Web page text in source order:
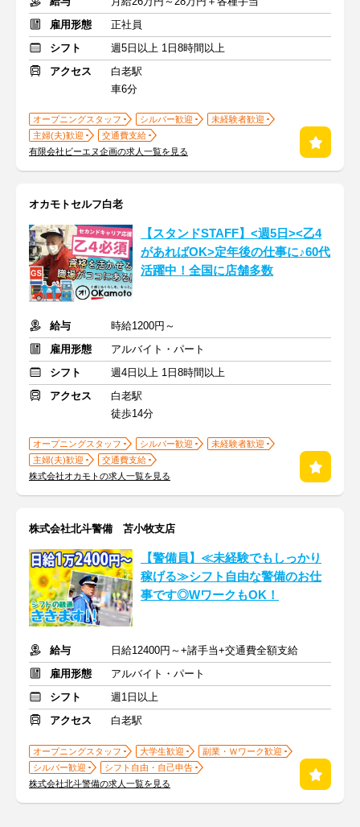
雇用形態
正社員
シフト
週5日以上 1日8時間以上
アクセス
白老駅
車6分
オープニングスタッフ シルバー歓迎
未経験者歓迎
主婦(夫)歓迎
交通費支給
有限会社ビーエヌ企画の求人一覧を見る
オカモトセルフ白老
【スタンドSTAFF】<週5日><乙4
があればOK>定年後の仕事に♪60代
活躍中！全国に店舗多数
給与
時給1200円～
雇用形態
アルバイト・パート
シフト
週4日以上 1日8時間以上
アクセス
白老駅
徒歩14分
オープニングスタッフ シルバー歓迎
未経験者歓迎
主婦(夫)歓迎
交通費支給
株式会社オカモトの求人一覧を見る
株式会社北斗警備 苫小牧支店
【警備員】≪未経験でもしっかり
稼げる≫シフト自由な警備のお仕
事です◎WワークもOK！
給与
日給12400円～+諸手当+交通費全額支給
雇用形態
アルバイト・パート
シフト
週1日以上
アクセス
白老駅
オープニングスタッフ 大学生歓迎
副業・Ｗワーク歓迎
シルバー歓迎
シフト自由・自己申告
株式会社北斗警備の求人一覧を見る